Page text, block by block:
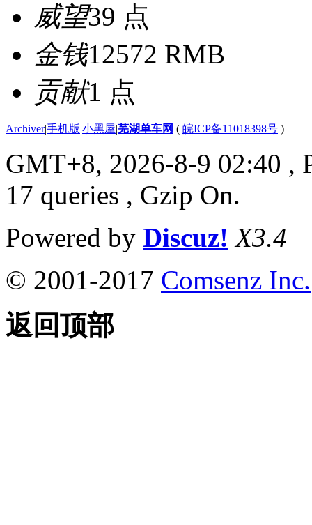
威望39 点
金钱12572 RMB
贡献1 点
Archiver|手机版|小黑屋|芜湖单车网 ( 皖ICP备11018398号 )
GMT+8, 2026-8-9 02:40 ,
17 queries , Gzip On.
Powered by Discuz! X3.4
© 2001-2017 Comsenz Inc.
返回顶部